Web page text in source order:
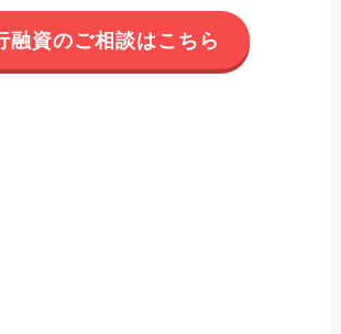
融資のご相談はこちら